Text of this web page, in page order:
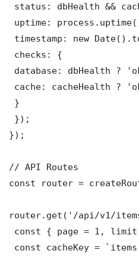
status: dbHealth &&
uptime:
timestamp: new
checks: {
database: dbHealth ?
cache: cacheHealth ?
}
});
});
// API Routes
const router =
router.get('/api/v1/
const { page = 1, limit
const cacheKey =